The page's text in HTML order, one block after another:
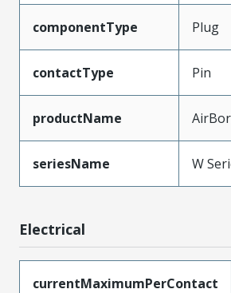
componentType Plug
contactType Pin
productName
seriesName W
Electrical
currentMaximumPerContact